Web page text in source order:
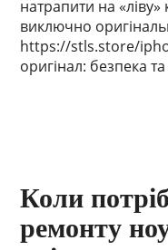
натрапити на
виключно
https://stls.store/
оригінал: безпека та
Коли
ремонту